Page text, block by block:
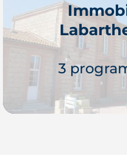
Je
3